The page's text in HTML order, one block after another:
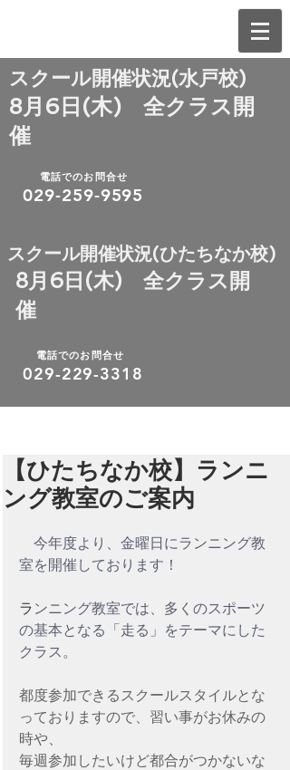
​スクール開催状況(水戸校)
8月6日(木) 全クラス開
催
電話でのお問合せ
029-259-9595
​スクール開催状況(ひたちなか校)
8月6日(木) 全クラス開
催
電話でのお問合せ
​029-229-3318
【ひたちなか校】ランニ
ング教室のご案内
今年度より、金曜日にランニング教
室を開催しております！
ラ ンニング教室では、多くのスポーツ
の基本となる「走る」をテーマにした
クラス。
都度参加できるスクールスタイルとな
っておりますので、習い事がお休みの
時や、
毎週参加したいけど都合がつかないな